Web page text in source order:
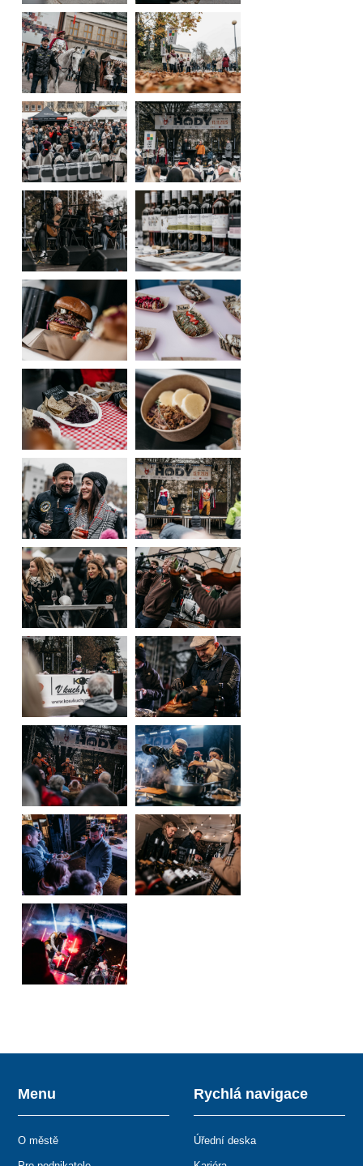
Menu
O městě
Rychlá navigace
Úřední deska